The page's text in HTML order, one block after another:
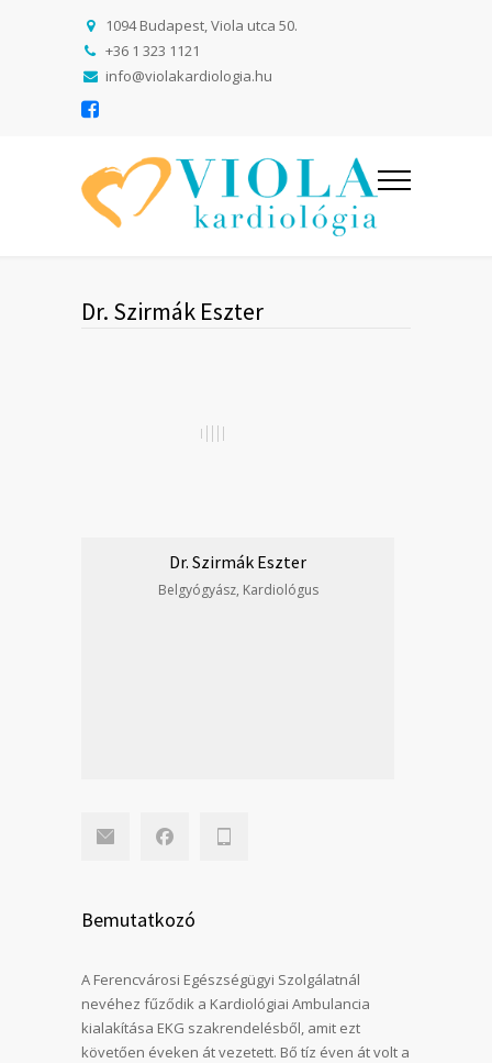
1094 Budapest, Viola utca 50.
+36 1 323 1121
info@violakardiologia.hu
Dr. Szirmák Eszter
Dr. Szirmák Eszter
Belgyógyász, Kardiológus
Bemutatkozó
A Ferencvárosi Egészségügyi Szolgálatnál
nevéhez fűződik a Kardiológiai Ambulancia
kialakítása EKG szakrendelésből, amit ezt
követően éveken át vezetett. Bő tíz éven át volt a